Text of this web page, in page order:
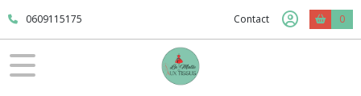
0609115175 Contact 0